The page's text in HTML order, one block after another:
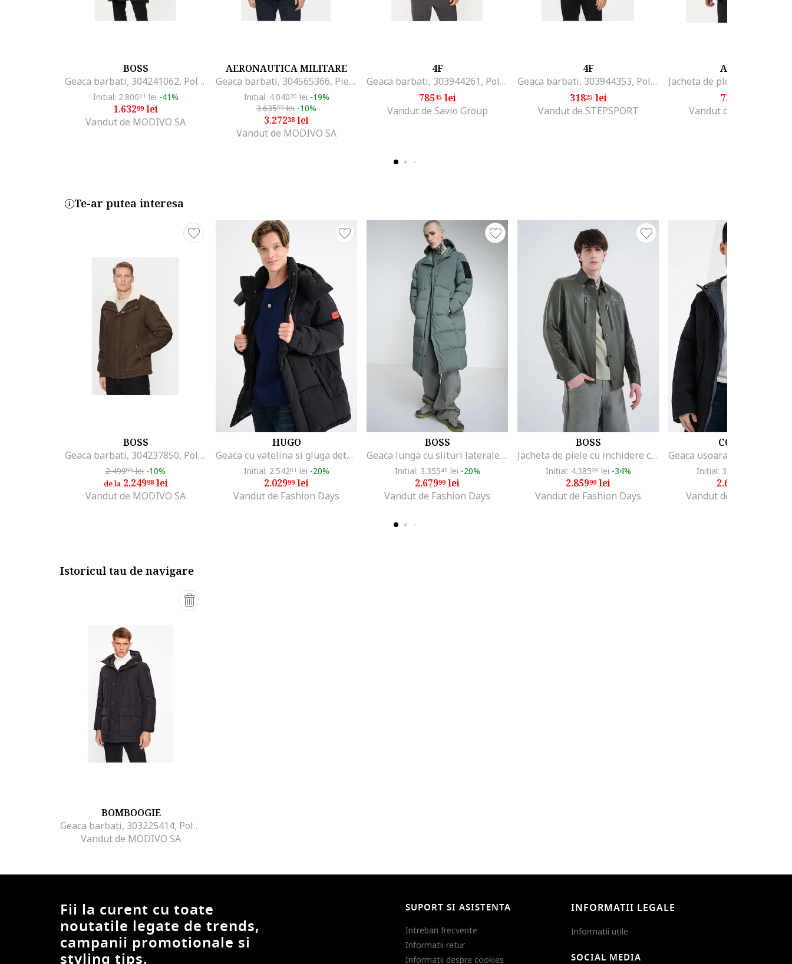
BOSS
Geaca barbati, 304241062, Poliester, Negru, Negru
Initial: 2.80021 lei -41%
1.63299lei
Vandut de MODIVO SA
AERONAUTICA MILITARE
Geaca barbati, 304565366, Piele ecologica, Negru, Negru
Initial: 4.04020 lei -19%
3.63599lei -10%
3.27238 lei
Vandut de MODIVO SA
4F
Geaca barbati, 303944261, Poliester, Negru, Negru
78545lei
Vandut de Savio Group
4F
Geaca barbati, 303944353, Poliamida, Albastru, Albastru
31825lei
Vandut de STEPSPORT
ADIDAS
730
Vandut de MODIVO SA
Te-ar putea interesa
BOSS
Geaca barbati, 304237850, Poliester reciclat, Verde, Verde
2.49999lei -10%
de la2.24998lei
Vandut de MODIVO SA
HUGO
Geaca cu vatelina si gluga detasabila, Negru
Initial: 2.54201 lei -20%
2.02999lei
Vandut de Fashion Days
BOSS
Geaca lunga cu slituri laterale cu fermoar, Verde sparanghel
Initial: 3.35545 lei -20%
2.67999lei
Vandut de Fashion Days
BOSS
Jacheta de piele cu inchidere cu capsa, Kaki inchis
Initial: 4.38599 lei -34%
2.85999lei
Vandut de Fashion Days
COLMAR
Initial: 3.316
2.649
Vandut de Fashion Days
Istoricul tau de navigare
BOMBOOGIE
Geaca barbati, 303225414, Poliester reciclat, Negru, Negru
Vandut de MODIVO SA
Fii la curent cu toate
noutatile legate de trends,
campanii promotionale si
styling tips.
SUPORT SI ASISTENTA
Intrebari frecvente
Informatii retur
Informatii despre cookies
INFORMATII LEGALE
Informatii utile
SOCIAL MEDIA